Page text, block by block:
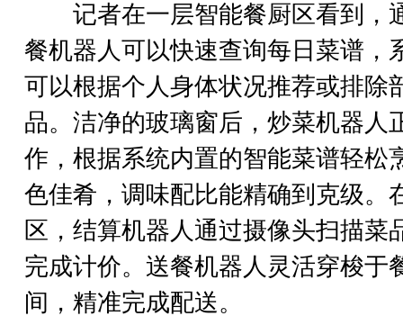
记者在一层智能餐厨区看到，
餐机器人可以快速查询每日菜谱，
可以根据个人身体状况推荐或排除
品。洁净的玻璃窗后，炒菜机器人
作，根据系统内置的智能菜谱轻松
色佳肴，调味配比能精确到克级。
区，结算机器人通过摄像头扫描菜
完成计价。送餐机器人灵活穿梭于
间，精准完成配送。